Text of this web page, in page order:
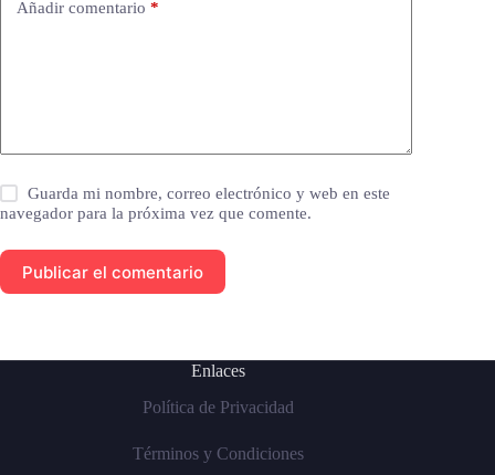
Añadir comentario *
Guarda mi nombre, correo electrónico y web en este
navegador para la próxima vez que comente.
Publicar el comentario
Enlaces
Política de Privacidad
Términos y Condiciones